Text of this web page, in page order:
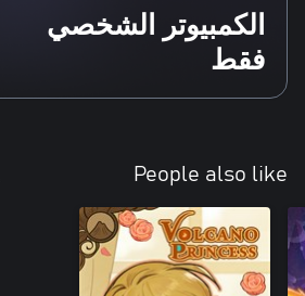
الكمبيوتر الشخصي
فقط
People also like